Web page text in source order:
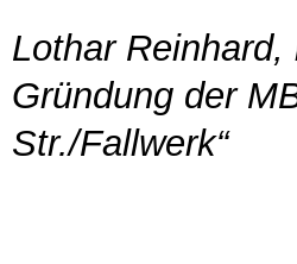
Lothar
Gründung der
Str./Fallwerk“